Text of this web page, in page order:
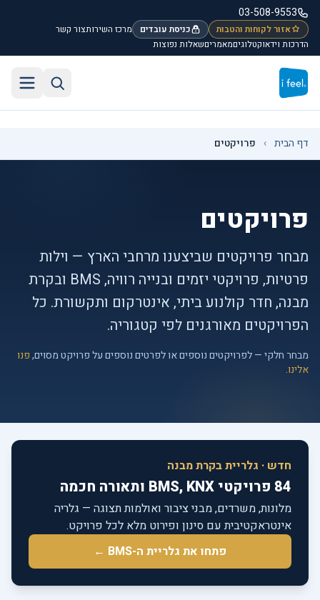
דלג לתוכן הראשי
03-508-9553
אזור לקוחות והטבות כניסת עובדים מרכז השירותצור קשר
הדרכות וידאוקטלוגיםמאמריםשאלות נפוצות
דף הבית › פרויקטים
פרויקטים
מבחר פרויקטים שביצענו מרחבי הארץ — וילות
פרטיות, פרויקטי יזמים ובנייה רוויה, BMS ובקרת
מבנה, חדר קולנוע ביתי, אינטרקום ותקשורת. כל
הפרויקטים מאורגנים לפי קטגוריה.
מבחר חלקי — לפרויקטים נוספים או לפרטים נוספים על פרויקט מסוים,פנו
אלינו.
חדש · גלריית בקרת מבנה
84 פרויקטי BMS, KNX ותאורה חכמה
מלונות, משרדים, מבני ציבור ואולמות תצוגה — גלריה
אינטראקטיבית עם סינון ופירוט מלא לכל פרויקט.
פתחו את גלריית ה-BMS ←